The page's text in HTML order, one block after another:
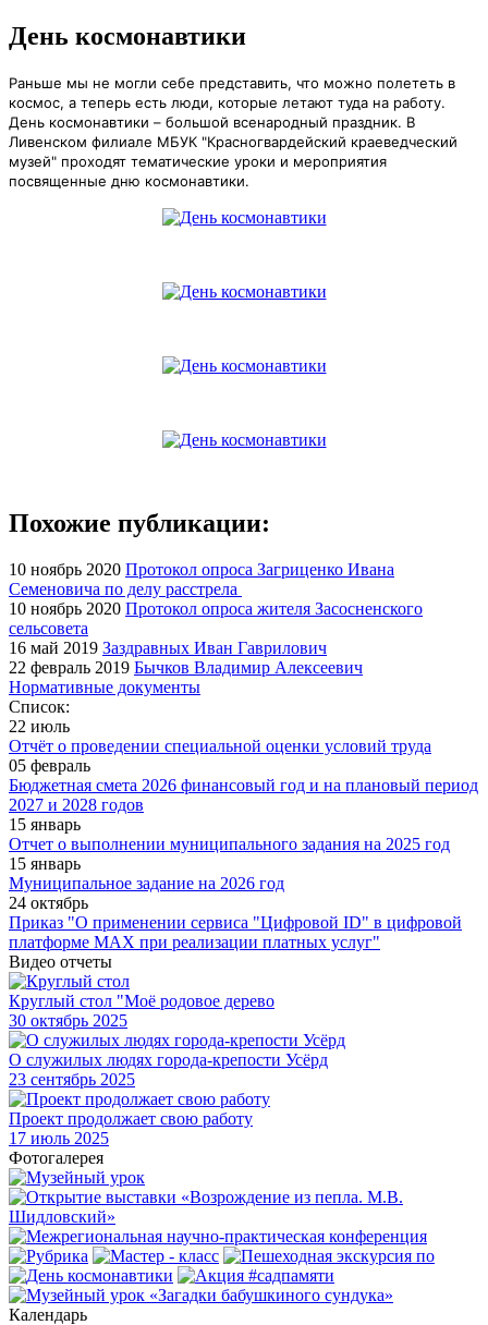
День космонавтики
Раньше мы не могли себе представить, что можно полететь в
космос, а теперь есть люди, которые летают туда на работу.
День космонавтики – большой всенародный праздник. В
Ливенском филиале МБУК "Красногвардейский краеведческий
музей" проходят тематические уроки и мероприятия
посвященные дню космонавтики.
Похожие публикации:
10 ноябрь 2020 Протокол опроса Загриценко Ивана
Семеновича по делу расстрела
10 ноябрь 2020 Протокол опроса жителя Засосненского
сельсовета
16 май 2019 Заздравных Иван Гаврилович
22 февраль 2019 Бычков Владимир Алексеевич
Нормативные документы
Список:
22 июль
Отчёт о проведении специальной оценки условий труда
05 февраль
Бюджетная смета 2026 финансовый год и на плановый период
2027 и 2028 годов
15 январь
Отчет о выполнении муниципального задания на 2025 год
15 январь
Муниципальное задание на 2026 год
24 октябрь
Приказ "О применении сервиса "Цифровой ID" в цифровой
платформе МАХ при реализации платных услуг"
Видео отчеты
Круглый стол "Моё родовое дерево
30 октябрь 2025
О служилых людях города-крепости Усёрд
23 сентябрь 2025
Проект продолжает свою работу
17 июль 2025
Фотогалерея
Календарь